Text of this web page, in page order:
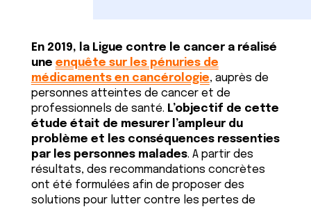
En 2019, la Ligue contre le cancer a réalisé
une enquête sur les pénuries de
médicaments en cancérologie, auprès de
personnes atteintes de cancer et de
professionnels de santé. L’objectif de cette
étude était de mesurer l’ampleur du
problème et les conséquences ressenties
par les personnes malades. A partir des
résultats, des recommandations concrètes
ont été formulées afin de proposer des
solutions pour lutter contre les pertes de